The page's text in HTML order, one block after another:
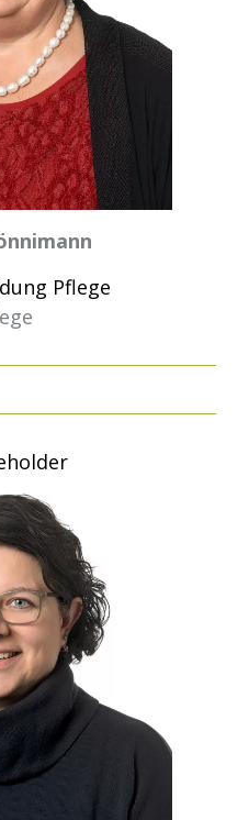
Pflege